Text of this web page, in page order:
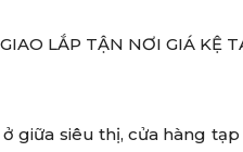
LẮP TẬN NƠI GIÁ KỆ
giữa siêu thị, cửa hàng